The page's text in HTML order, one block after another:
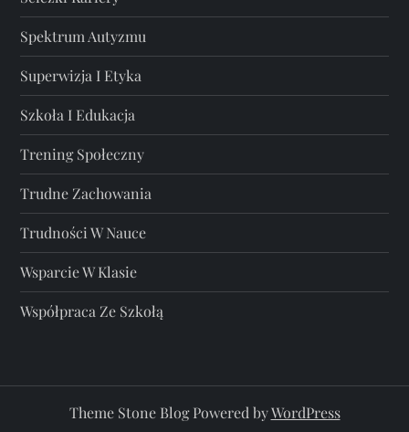
Spektrum Autyzmu
Superwizja I Etyka
Szkoła I Edukacja
Trening Społeczny
Trudne Zachowania
Trudności W Nauce
Wsparcie W Klasie
Współpraca Ze Szkołą
Theme Stone Blog Powered byWordPress